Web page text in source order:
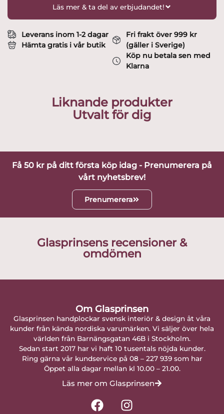
Läs mer & ta del av erbjudandet!
Leverans inom 1-2 dagar
Hämta gratis i vår butik
Fri frakt över 999 kr
(gäller i Sverige)
Köp nu betala sen med
Klarna
Liknande produkter
Utvalt för dig
Få 50 kr på ditt första köp idag - Prenumerera på
vårt nyhetsbrev!
Prenumerera
Glasprinsens recensioner &
omdömen
Om Glasprinsen
Glasprinsen handplockar svensk interiör & design åt våra
kunder från kända nordiska varumärken. Vi säljer över hela
världen från Barnängsgatan 46B i Stockholm.
Sedan start 2017 har vi haft 10 tusentals nöjda kunder.
Ring gärna vår kundservice på 08 – 227 939 som har
Öppet alla dagar mellan kl 10.00 – 21.00.
Läs mer om Glasprinsen
F
a
I
n